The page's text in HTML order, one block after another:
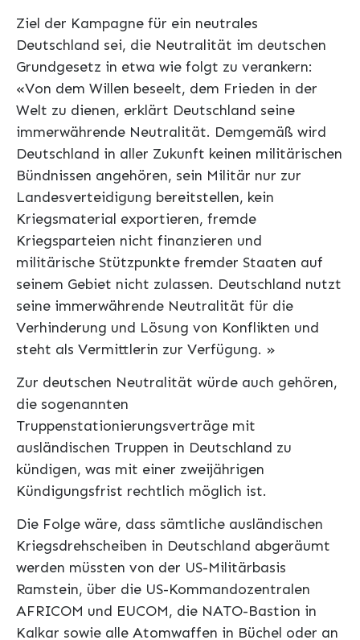
Ziel der Kampagne für ein neutrales
Deutschland sei, die Neutralität im deutschen
Grundgesetz in etwa wie folgt zu verankern:
«Von dem Willen beseelt, dem Frieden in der
Welt zu dienen, erklärt Deutschland seine
immerwährende Neutralität. Demgemäß wird
Deutschland in aller Zukunft keinen militärischen
Bündnissen angehören, sein Militär nur zur
Landesverteidigung bereitstellen, kein
Kriegsmaterial exportieren, fremde
Kriegsparteien nicht finanzieren und
militärische Stützpunkte fremder Staaten auf
seinem Gebiet nicht zulassen. Deutschland nutzt
seine immerwährende Neutralität für die
Verhinderung und Lösung von Konflikten und
steht als Vermittlerin zur Verfügung. »
Zur deutschen Neutralität würde auch gehören,
die sogenannten
Truppenstationierungsverträge mit
ausländischen Truppen in Deutschland zu
kündigen, was mit einer zweijährigen
Kündigungsfrist rechtlich möglich ist.
Die Folge wäre, dass sämtliche ausländischen
Kriegsdrehscheiben in Deutschland abgeräumt
werden müssten von der US-Militärbasis
Ramstein, über die US-Kommandozentralen
AFRICOM und EUCOM, die NATO-Bastion in
Kalkar sowie alle Atomwaffen in Büchel oder an